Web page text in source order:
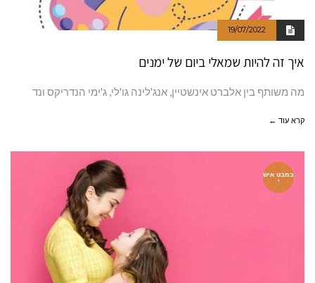
19/07/2022
איך זה להיות שמאלי ביום של ימנים
מה משותף בין אלברט אינשטיין, אנג'לינה גו'לי, ג'ימי הנדריקס ונד
קרא עוד ←
במבט איש
י